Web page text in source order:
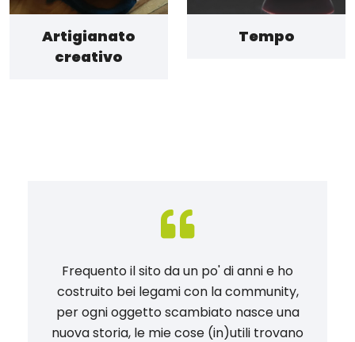
Artigianato
creativo
Tempo
Frequento il sito da un po' di anni e ho
costruito bei legami con la community,
per ogni oggetto scambiato nasce una
nuova storia, le mie cose (in)utili trovano